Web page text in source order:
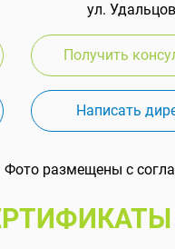
ул.
Получить
Написать
Фото размещены с